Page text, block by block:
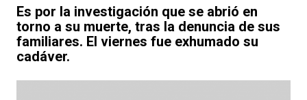
Es por la investigación que se abrió en
torno a su muerte, tras la denuncia de sus
familiares. El viernes fue exhumado su
cadáver.